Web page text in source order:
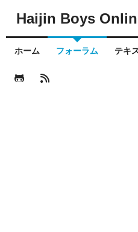
Haijin Boys
ホーム フォーラム テキ